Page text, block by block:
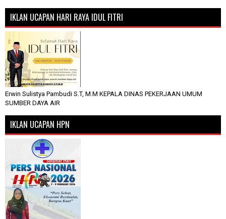
IKLAN UCAPAN HARI RAYA IDUL FITRI
Erwin Sulistya Pambudi S.T, M.M KEPALA DINAS PEKERJAAN UMUM
SUMBER DAYA AIR
IKLAN UCAPAN HPN